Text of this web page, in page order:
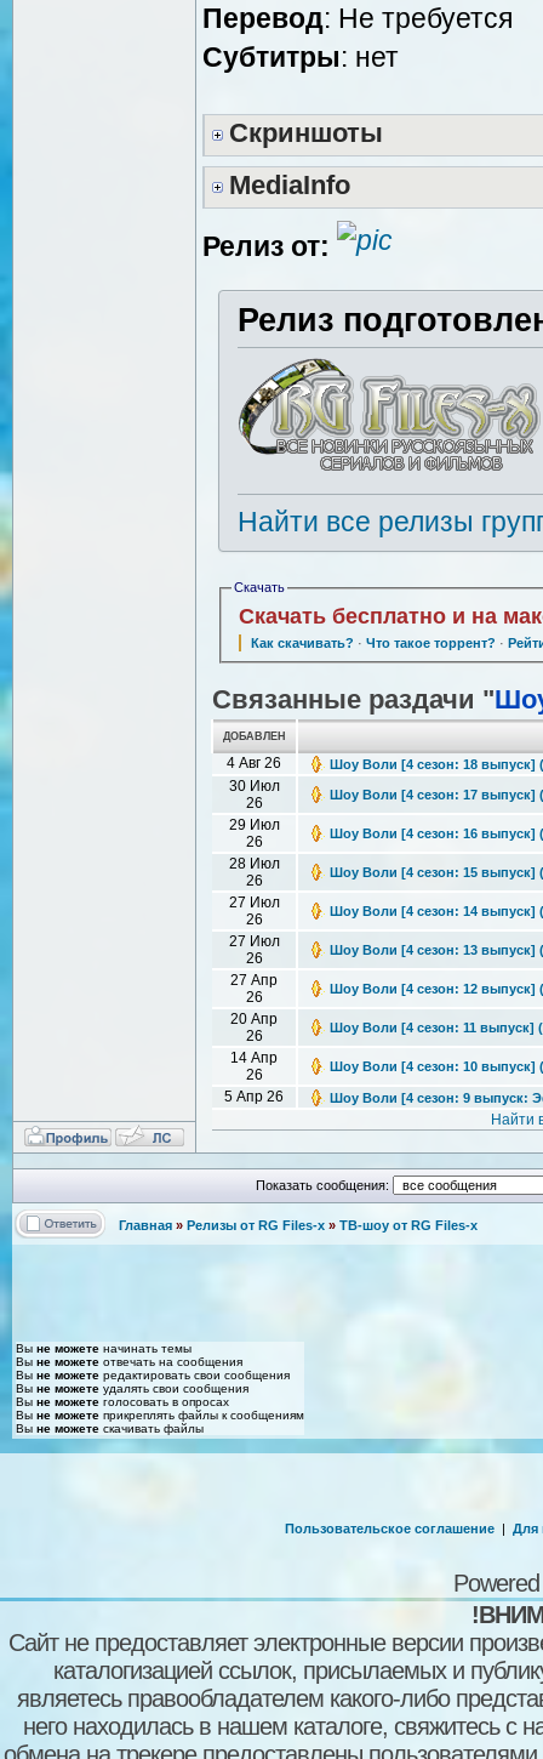
Перевод: Не требуется
Субтитры: нет
Скриншоты
MediaInfo
Релиз от:
Релиз
Найти все релизы
Скачать
Скачать бесплатно и на
Как скачивать? · Что такое торрент? ·
Связанные раздачи "
ДОБАВЛЕН
4 Авг 26 Шоу Воли [4 сезон: 18 выпуск]
30 Июл
26
Шоу Воли [4 сезон: 17 выпуск]
29 Июл
26
Шоу Воли [4 сезон: 16 выпуск]
28 Июл
26
Шоу Воли [4 сезон: 15 выпуск]
27 Июл
26
Шоу Воли [4 сезон: 14 выпуск]
27 Июл
26
Шоу Воли [4 сезон: 13 выпуск]
27 Апр
26
Шоу Воли [4 сезон: 12 выпуск]
20 Апр
26
Шоу Воли [4 сезон: 11 выпуск]
14 Апр
26
Шоу Воли [4 сезон: 10 выпуск]
5 Апр 26 Шоу Воли [4 сезон: 9 выпуск:
Найти
Показать сообщения:
Главная » Релизы от RG Files-x » ТВ-шоу от RG Files-x
Вы не можете начинать темы
Вы не можете отвечать на сообщения
Вы не можете редактировать свои сообщения
Вы не можете удалять свои сообщения
Вы не можете голосовать в опросах
Вы не можете прикреплять файлы к сообщениям
Вы не можете скачивать файлы
Пользовательское соглашение | Для
Сайт не предоставляет электронные версии
каталогизацией ссылок, присылаемых и
являетесь правообладателем какого-либо
него находилась в нашем каталоге, свяжитесь
обмена на трекере предоставлены пользователями